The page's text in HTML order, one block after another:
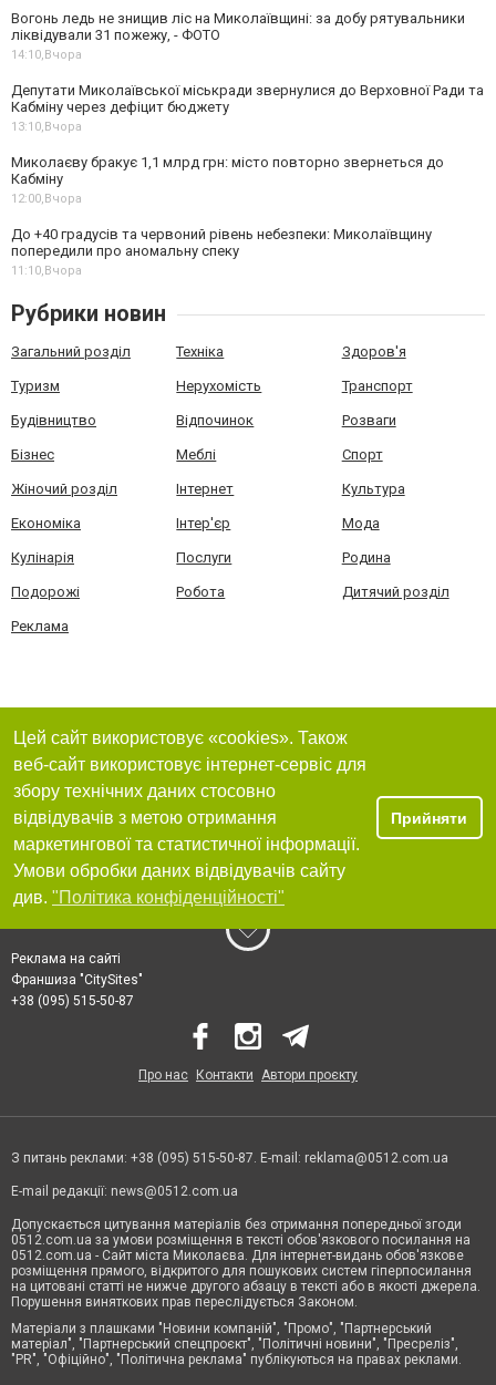
Вогонь ледь не знищив ліс на Миколаївщині: за добу рятувальники
ліквідували 31 пожежу, - ФОТО
14:10, Вчора
Депутати Миколаївської міськради звернулися до Верховної Ради та
Кабміну через дефіцит бюджету
13:10, Вчора
Миколаєву бракує 1,1 млрд грн: місто повторно звернеться до
Кабміну
12:00, Вчора
До +40 градусів та червоний рівень небезпеки: Миколаївщину
попередили про аномальну спеку
11:10, Вчора
Рубрики новин
Загальний розділ Техніка Здоров'я
Туризм Нерухомість Транспорт
Будівництво Відпочинок Розваги
Бізнес Меблі Спорт
Жіночий розділ Інтернет Культура
Економіка Інтер'єр Мода
Кулінарія Послуги Родина
Подорожі Робота Дитячий розділ
Реклама
Цей сайт використовує «cookies». Також
веб-сайт використовує інтернет-сервіс для
збору технічних даних стосовно
відвідувачів з метою отримання
маркетингової та статистичної інформації.
Умови обробки даних відвідувачів сайту
див. "Політика конфіденційності"
Прийняти
Реклама на сайті
Франшиза "CitySites"
+38 (095) 515-50-87
Про нас Контакти Автори проєкту
З питань реклами: +38 (095) 515-50-87. E-mail: reklama@0512.com.ua
E-mail редакції: news@0512.com.ua
Допускається цитування матеріалів без отримання попередньої згоди
0512.com.ua за умови розміщення в тексті обов'язкового посилання на
0512.com.ua - Сайт міста Миколаєва. Для інтернет-видань обов'язкове
розміщення прямого, відкритого для пошукових систем гіперпосилання
на цитовані статті не нижче другого абзацу в тексті або в якості джерела.
Порушення виняткових прав переслідується Законом.
Матеріали з плашками "Новини компаній", "Промо", "Партнерський
матеріал", "Партнерський спецпроєкт", "Політичні новини", "Пресреліз",
"PR", "Офіційно", "Політична реклама" публікуються на правах реклами.